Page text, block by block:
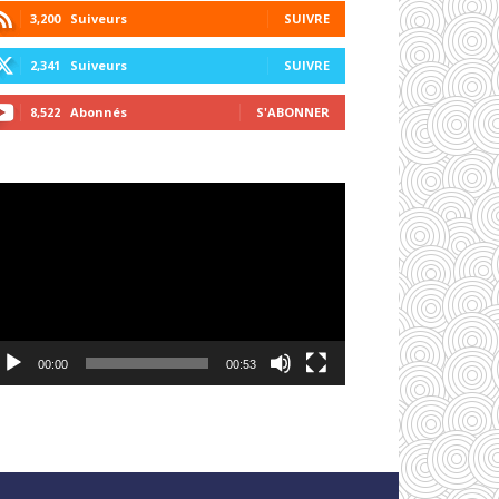
3,200 Suiveurs SUIVRE
2,341 Suiveurs SUIVRE
8,522 Abonnés S'ABONNER
00:00 00:53